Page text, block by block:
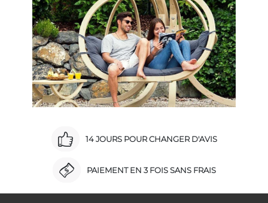
14 JOURS POUR CHANGER D'AVIS
PAIEMENT EN 3 FOIS SANS FRAIS